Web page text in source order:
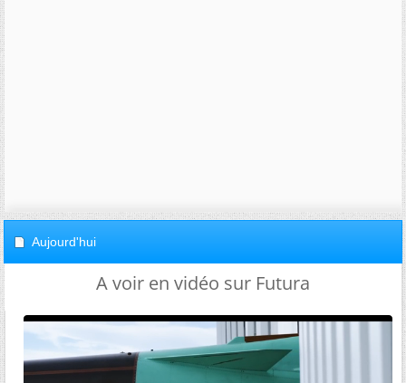
Aujourd'hui
A voir en vidéo sur Futura